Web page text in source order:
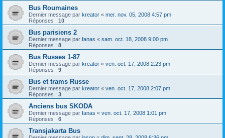
Bus Roumaines
Dernier message par kreator « mer. nov. 05, 2008 4:57 pm
Réponses : 10
Bus parisiens 2
Dernier message par fanas « sam. oct. 18, 2008 9:00 pm
Réponses : 8
Bus Russes 1-87
Dernier message par kreator « ven. oct. 17, 2008 2:23 pm
Réponses : 9
Bus et trams Russe
Dernier message par kreator « ven. oct. 17, 2008 2:07 pm
Réponses : 3
Anciens bus SKODA
Dernier message par fanas « ven. oct. 17, 2008 1:01 pm
Réponses : 6
Transjakarta Bus